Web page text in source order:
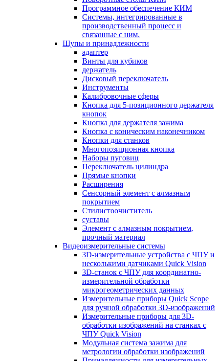
Программное обеспечение КИМ
Системы, интегрированные в
производственный процесс и
связанные с ним.
Щупы и принадлежности
адаптер
Винты для кубиков
держатель
Дисковый переключатель
Инструменты
Калибровочные сферы
Кнопка для 5-позиционного держателя
кнопок
Кнопка для держателя зажима
Кнопка с коническим наконечником
Кнопки для станков
Многопозиционная кнопка
Наборы пуговиц
Переключатель цилиндра
Прямые кнопки
Расширения
Сенсорный элемент с алмазным
покрытием
Стилистоочиститель
суставы
Элемент с алмазным покрытием,
прочный материал
Видеоизмерительные системы
3D-измерительные устройства с ЧПУ и
несколькими датчиками Quick Vision
3D-станок с ЧПУ для координатно-
измерительной обработки
микрогеометрических данных
Измерительные приборы Quick Scope
для ручной обработки 3D-изображений
Измерительные приборы для 3D-
обработки изображений на станках с
ЧПУ Quick Vision
Модульная система зажима для
метрологии обработки изображений